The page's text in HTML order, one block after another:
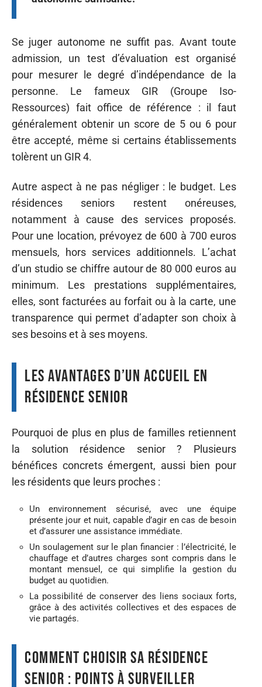
Se juger autonome ne suffit pas. Avant toute
admission, un test d’évaluation est organisé
pour mesurer le degré d’indépendance de la
personne. Le fameux GIR (Groupe Iso-
Ressources) fait office de référence : il faut
généralement obtenir un score de 5 ou 6 pour
être accepté, même si certains établissements
tolèrent un GIR 4.
Autre aspect à ne pas négliger : le budget. Les
résidences seniors restent onéreuses,
notamment à cause des services proposés.
Pour une location, prévoyez de 600 à 700 euros
mensuels, hors services additionnels. L’achat
d’un studio se chiffre autour de 80 000 euros au
minimum. Les prestations supplémentaires,
elles, sont facturées au forfait ou à la carte, une
transparence qui permet d’adapter son choix à
ses besoins et à ses moyens.
Les avantages d’un accueil en
résidence senior
Pourquoi de plus en plus de familles retiennent
la solution résidence senior ? Plusieurs
bénéfices concrets émergent, aussi bien pour
les résidents que leurs proches :
Un environnement sécurisé, avec une équipe
présente jour et nuit, capable d’agir en cas de besoin
et d’assurer une assistance immédiate.
Un soulagement sur le plan financier : l’électricité, le
chauffage et d’autres charges sont compris dans le
montant mensuel, ce qui simplifie la gestion du
budget au quotidien.
La possibilité de conserver des liens sociaux forts,
grâce à des activités collectives et des espaces de
vie partagés.
Comment choisir sa résidence
senior : points à surveiller